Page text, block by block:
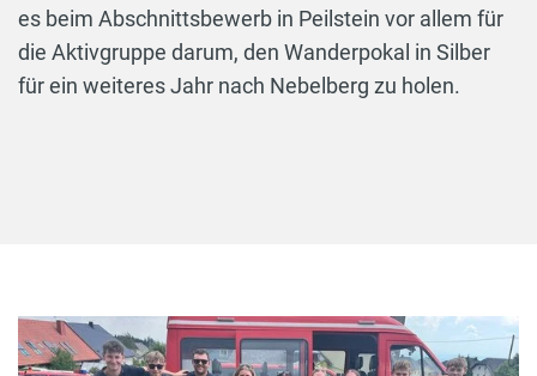
es beim Abschnittsbewerb in Peilstein vor allem für
die Aktivgruppe darum, den Wanderpokal in Silber
für ein weiteres Jahr nach Nebelberg zu holen.